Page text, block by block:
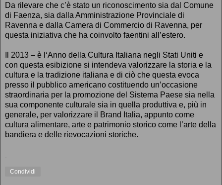
Da rilevare che c’è stato un riconoscimento sia dal Comune
di Faenza, sia dalla Amministrazione Provinciale di
Ravenna e dalla Camera di Commercio di Ravenna, per
questa iniziativa che ha coinvolto faentini all’estero.
Il 2013 – è l‘Anno della Cultura Italiana negli Stati Uniti e
con questa esibizione si intendeva valorizzare la storia e la
cultura e la tradizione italiana e di ciò che questa evoca
presso il pubblico americano costituendo un’occasione
straordinaria per la promozione del Sistema Paese sia nella
sua componente culturale sia in quella produttiva e, più in
generale, per valorizzare il Brand Italia, appunto come
cultura alimentare, arte e patrimonio storico come l’arte della
bandiera e delle rievocazioni storiche.
.
Condividi